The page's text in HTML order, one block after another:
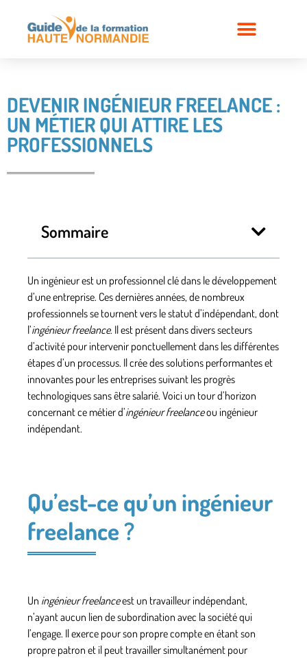
DEVENIR INGÉNIEUR FREELANCE :
UN MÉTIER QUI ATTIRE LES
PROFESSIONNELS
Sommaire
Un ingénieur est un professionnel clé dans le développement
d’une entreprise. Ces dernières années, de nombreux
professionnels se tournent vers le statut d’indépendant, dont
l’ingénieur freelance. Il est présent dansdivers secteurs
d’activité pour intervenir ponctuellement dans les différentes
étapes d’un processus. Il crée des solutions performantes et
innovantes pour les entreprises suivant les progrès
technologiques sans être salarié. Voici un tour d’horizon
concernant ce métier d’ingénieur freelanceou ingénieur
indépendant.
Qu’est-ce qu’un ingénieur
freelance ?
Un ingénieur freelanceest un travailleur indépendant,
n’ayant aucun lien de subordination avec la société qui
l’engage. Il exerce pour son propre compte en étant son
propre patron et il peut travailler simultanément pour